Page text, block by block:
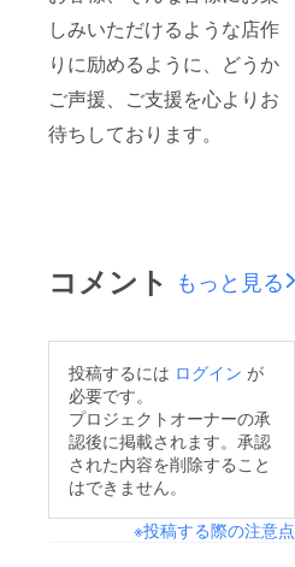
しみいただけるような店作
りに励めるように、どうか
ご声援、ご支援を心よりお
待ちしております。
コメント もっと見る
投稿するには ログイン が
必要です。
プロジェクトオーナーの承
認後に掲載されます。承認
された内容を削除すること
はできません。
※投稿する際の注意点